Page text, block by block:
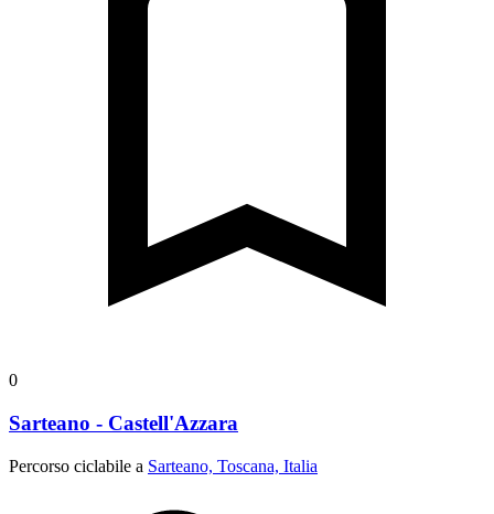
0
Sarteano - Castell'Azzara
Percorso ciclabile a Sarteano, Toscana, Italia